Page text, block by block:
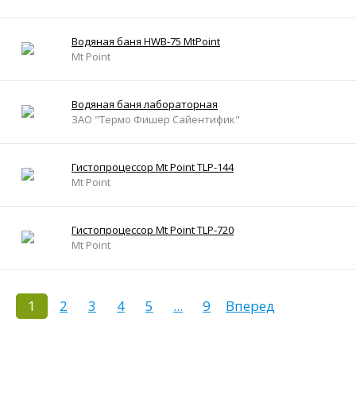
Водяная баня HWB-75 MtPoint
Mt Point
Водяная баня лабораторная
ЗАО "Термо Фишер Сайентифик"
Гистопроцессор Mt Point TLP-144
Mt Point
Гистопроцессор Mt Point TLP-720
Mt Point
1 2 3 4 5 ... 9 Вперед